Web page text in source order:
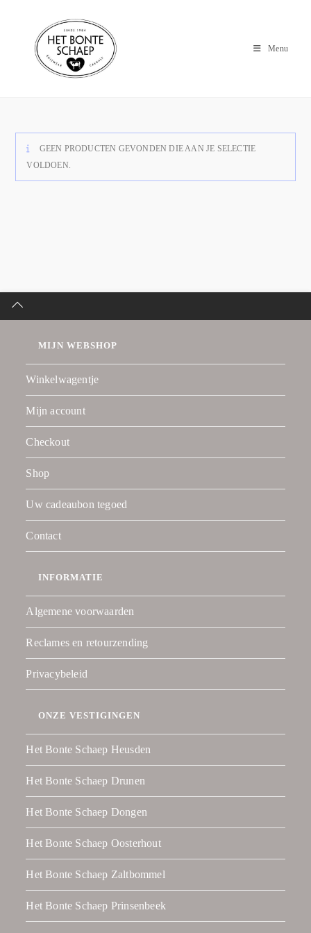
Menu
GEEN PRODUCTEN GEVONDEN DIE AAN JE SELECTIE
VOLDOEN.
MIJN WEBSHOP
Winkelwagentje
Mijn account
Checkout
Shop
Uw cadeaubon tegoed
Contact
INFORMATIE
Algemene voorwaarden
Reclames en retourzending
Privacybeleid
ONZE VESTIGINGEN
Het Bonte Schaep Heusden
Het Bonte Schaep Drunen
Het Bonte Schaep Dongen
Het Bonte Schaep Oosterhout
Het Bonte Schaep Zaltbommel
Het Bonte Schaep Prinsenbeek